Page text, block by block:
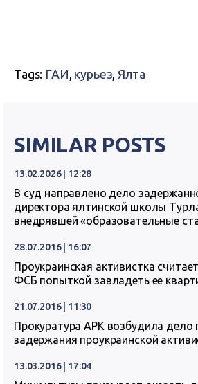
Tags: ГАИ, курьез, Ялта
SIMILAR POSTS
13.02.2026 | 12:28
В суд направлено дело
директора ялтинской школы
внедрявшей «образовательные
28.07.2016 | 16:07
Проукраинская активистка
ФСБ попыткой завладеть ее
21.07.2016 | 11:30
Прокуратура АРК возбудила дело
задержания проукраинской
13.03.2016 | 17:04